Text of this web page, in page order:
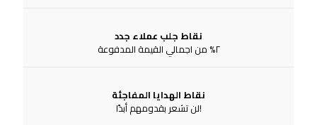
نقاط جلب عملاء جدد
٢% من اجمالي القيمة المدفوعة
نقاط الهدايا المفاجئة
!لن تشعر بقدومهم أبدًا